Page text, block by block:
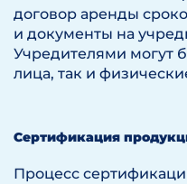
договор аренды
и документы на
Учредителями могут
лица, так и
Сертификация
Процесс